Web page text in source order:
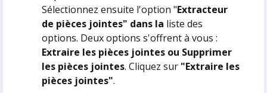
Sélectionnez ensuite l'option "Extracteur
de pièces jointes" dans la liste des
options. Deux options s'offrent à vous :
Extraire les pièces jointes ou Supprimer
les pièces jointes. Cliquez sur "Extraire les
pièces jointes".